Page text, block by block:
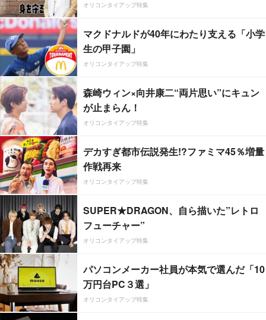
オリコンタイアップ特集
マクドナルドが40年にわたり支える「小学
生の甲子園」
オリコンタイアップ特集
森崎ウィン×向井康二“両片思い”にキュン
が止まらん！
オリコンタイアップ特集
デカすぎ都市伝説発生!?ファミマ45％増量
作戦再来
オリコンタイアップ特集
SUPER★DRAGON、自ら描いた”レトロ
フューチャー”
オリコンタイアップ特集
パソコンメーカー社員が本気で選んだ「10
万円台PC３選」
オリコンタイアップ特集